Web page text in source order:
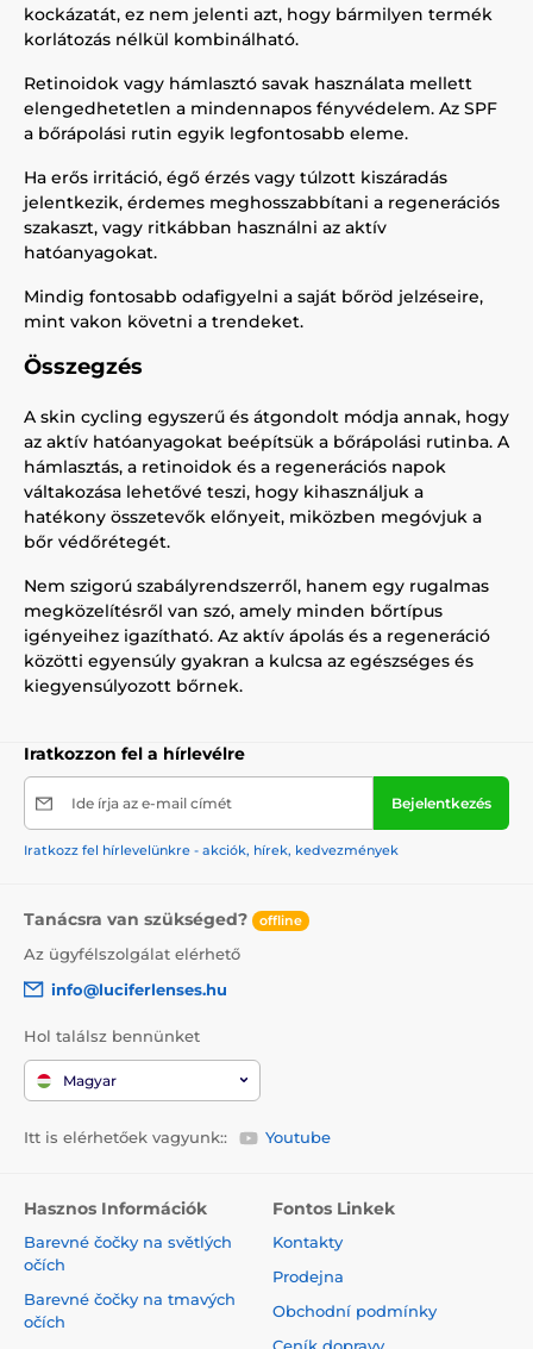
kockázatát, ez nem jelenti azt, hogy bármilyen termék
korlátozás nélkül kombinálható.
Retinoidok vagy hámlasztó savak használata mellett
elengedhetetlen a mindennapos fényvédelem. Az SPF
a bőrápolási rutin egyik legfontosabb eleme.
Ha erős irritáció, égő érzés vagy túlzott kiszáradás
jelentkezik, érdemes meghosszabbítani a regenerációs
szakaszt, vagy ritkábban használni az aktív
hatóanyagokat.
Mindig fontosabb odafigyelni a saját bőröd jelzéseire,
mint vakon követni a trendeket.
Összegzés
A skin cycling egyszerű és átgondolt módja annak, hogy
az aktív hatóanyagokat beépítsük a bőrápolási rutinba. A
hámlasztás, a retinoidok és a regenerációs napok
váltakozása lehetővé teszi, hogy kihasználjuk a
hatékony összetevők előnyeit, miközben megóvjuk a
bőr védőrétegét.
Nem szigorú szabályrendszerről, hanem egy rugalmas
megközelítésről van szó, amely minden bőrtípus
igényeihez igazítható. Az aktív ápolás és a regeneráció
közötti egyensúly gyakran a kulcsa az egészséges és
kiegyensúlyozott bőrnek.
Iratkozzon fel a hírlevélre
Ide írja az e-mail címét Bejelentkezés
Iratkozz fel hírlevelünkre - akciók, hírek, kedvezmények
Tanácsra van szükséged? offline
Az ügyfélszolgálat elérhető
info@luciferlenses.hu
Hol találsz bennünket
Magyar
Itt is elérhetőek vagyunk:: Youtube
Hasznos Információk
Barevné čočky na světlých
očích
Barevné čočky na tmavých
očích
Fontos Linkek
Kontakty
Prodejna
Obchodní podmínky